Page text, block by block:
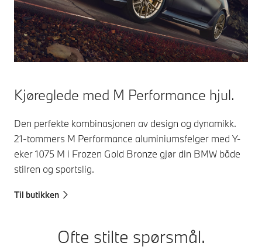
Kjøreglede med M Performance hjul.
Den perfekte kombinasjonen av design og dynamikk.
21-tommers M Performance aluminiumsfelger med Y-
eker 1075 M i Frozen Gold Bronze gjør din BMW både
stilren og sportslig.
Til butikken
Ofte stilte spørsmål.